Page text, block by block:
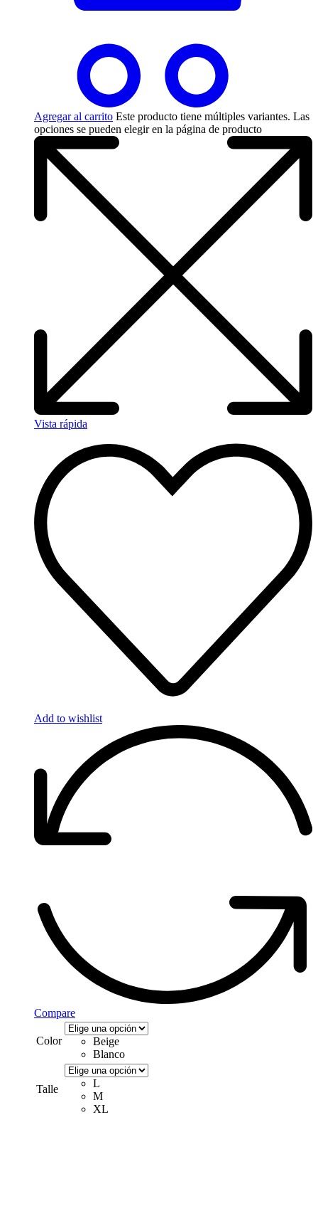
Agregar al carrito Este producto tiene múltiples variantes. Las
opciones se pueden elegir en la página de producto
Vista rápida
Add to wishlist
Compare
Color
Beige
Blanco
Talle
L
M
XL